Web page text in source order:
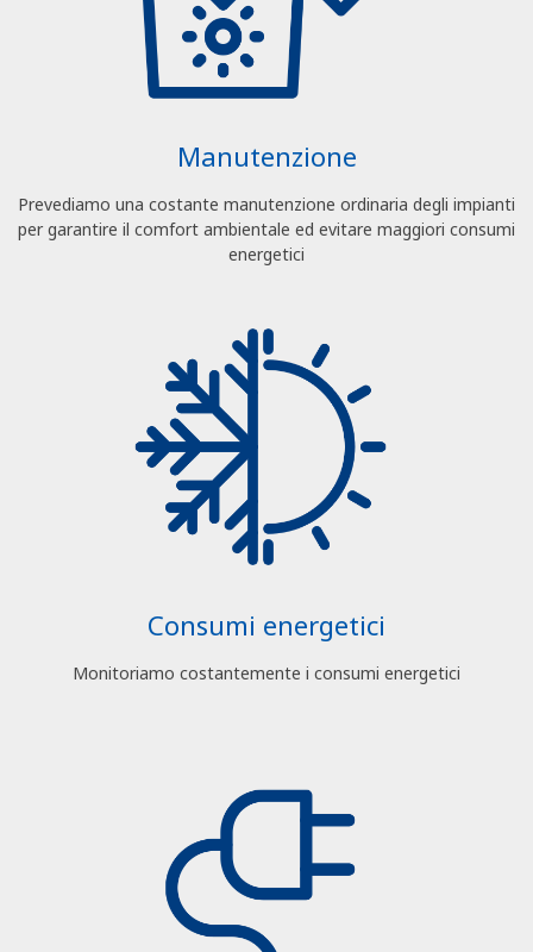
Manutenzione
Prevediamo una costante manutenzione ordinaria degli impianti
per garantire il comfort ambientale ed evitare maggiori consumi
energetici
Consumi energetici
Monitoriamo costantemente i consumi energetici